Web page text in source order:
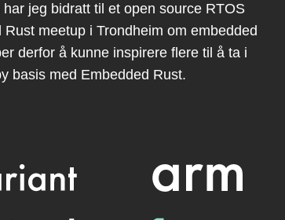
jeg bidratt til et open source RTOS
meetup i Trondheim om embedded
derfor å kunne inspirere flere til å ta i
basis med Embedded Rust.